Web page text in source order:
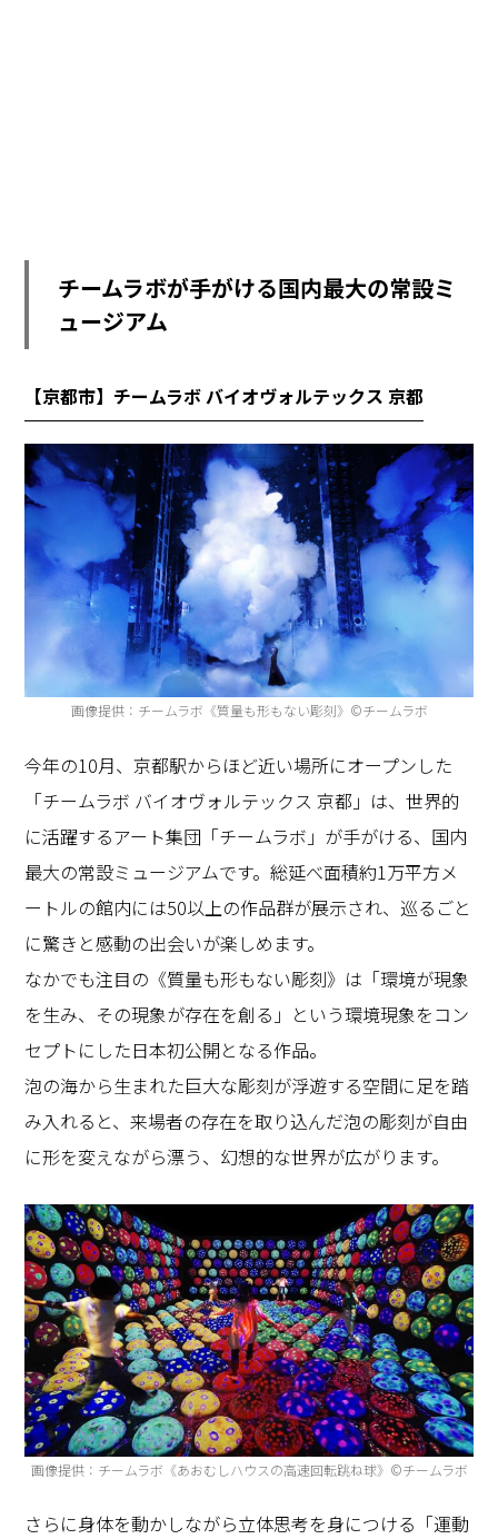
チームラボが手がける国内最大の常設ミ
ュージアム
【京都市】チームラボ バイオヴォルテックス 京都
画像提供：チームラボ《質量も形もない彫刻》©チームラボ
今年の10月、京都駅からほど近い場所にオープンした
「チームラボ バイオヴォルテックス 京都」は、世界的
に活躍するアート集団「チームラボ」が手がける、国内
最大の常設ミュージアムです。総延べ面積約1万平方メ
ートルの館内には50以上の作品群が展示され、巡るごと
に驚きと感動の出会いが楽しめます。
なかでも注目の《質量も形もない彫刻》は「環境が現象
を生み、その現象が存在を創る」という環境現象をコン
セプトにした日本初公開となる作品。
泡の海から生まれた巨大な彫刻が浮遊する空間に足を踏
み入れると、来場者の存在を取り込んだ泡の彫刻が自由
に形を変えながら漂う、幻想的な世界が広がります。
画像提供：チームラボ《あおむしハウスの高速回転跳ね球》©チームラボ
さらに身体を動かしながら立体思考を身につける「運動